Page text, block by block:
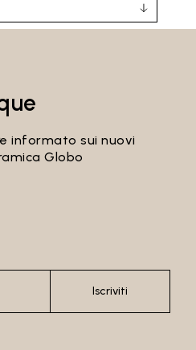
informato sui nuovi
Globo
Iscriviti